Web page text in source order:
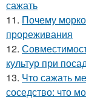
сажать
11. Почему
прореживания
12.
культур при
13. Что сажать
соседство: что